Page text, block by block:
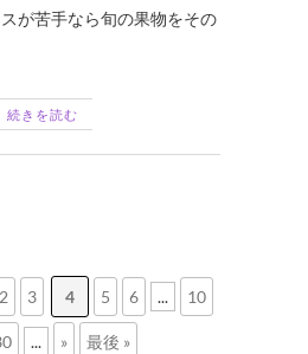
が苦手なら旬の果物をその
続きを読む
2 3 4 5 6 ... 10
... » 最後 »